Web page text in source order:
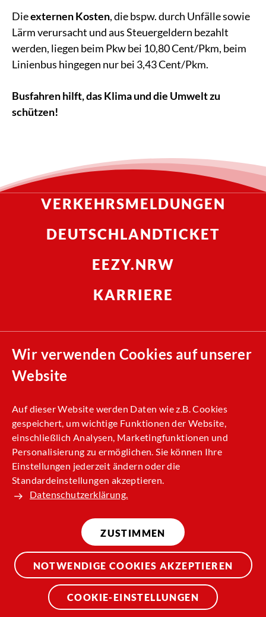
Wir verwenden Cookies auf unserer
Website
Auf dieser Website werden Daten wie z.B. Cookies
gespeichert, um wichtige Funktionen der Website,
einschließlich Analysen, Marketingfunktionen und
Personalisierung zu ermöglichen. Sie können Ihre
Einstellungen jederzeit ändern oder die
Standardeinstellungen akzeptieren.
Datenschutzerklärung.
ZUSTIMMEN
NOTWENDIGE COOKIES AKZEPTIEREN
COOKIE-EINSTELLUNGEN
Dieexternen Kosten, die bspw. durch Unfälle sowie
Lärm verursacht und aus Steuergeldern bezahlt
werden, liegen beim Pkw bei 10,80 Cent/Pkm, beim
Linienbus hingegen nur bei 3,43 Cent/Pkm.
Busfahren hilft, das Klima und die Umwelt zu
schützen!
VERKEHRSMELDUNGEN
DEUTSCHLANDTICKET
EEZY.NRW
KARRIERE
Nachhaltigkeit
Allgemeine Einkaufsbedingungen (AEB)
Kontakt
Impressum
Datenschutz
© 2026 Regionalverkehr Münsterland GmbH